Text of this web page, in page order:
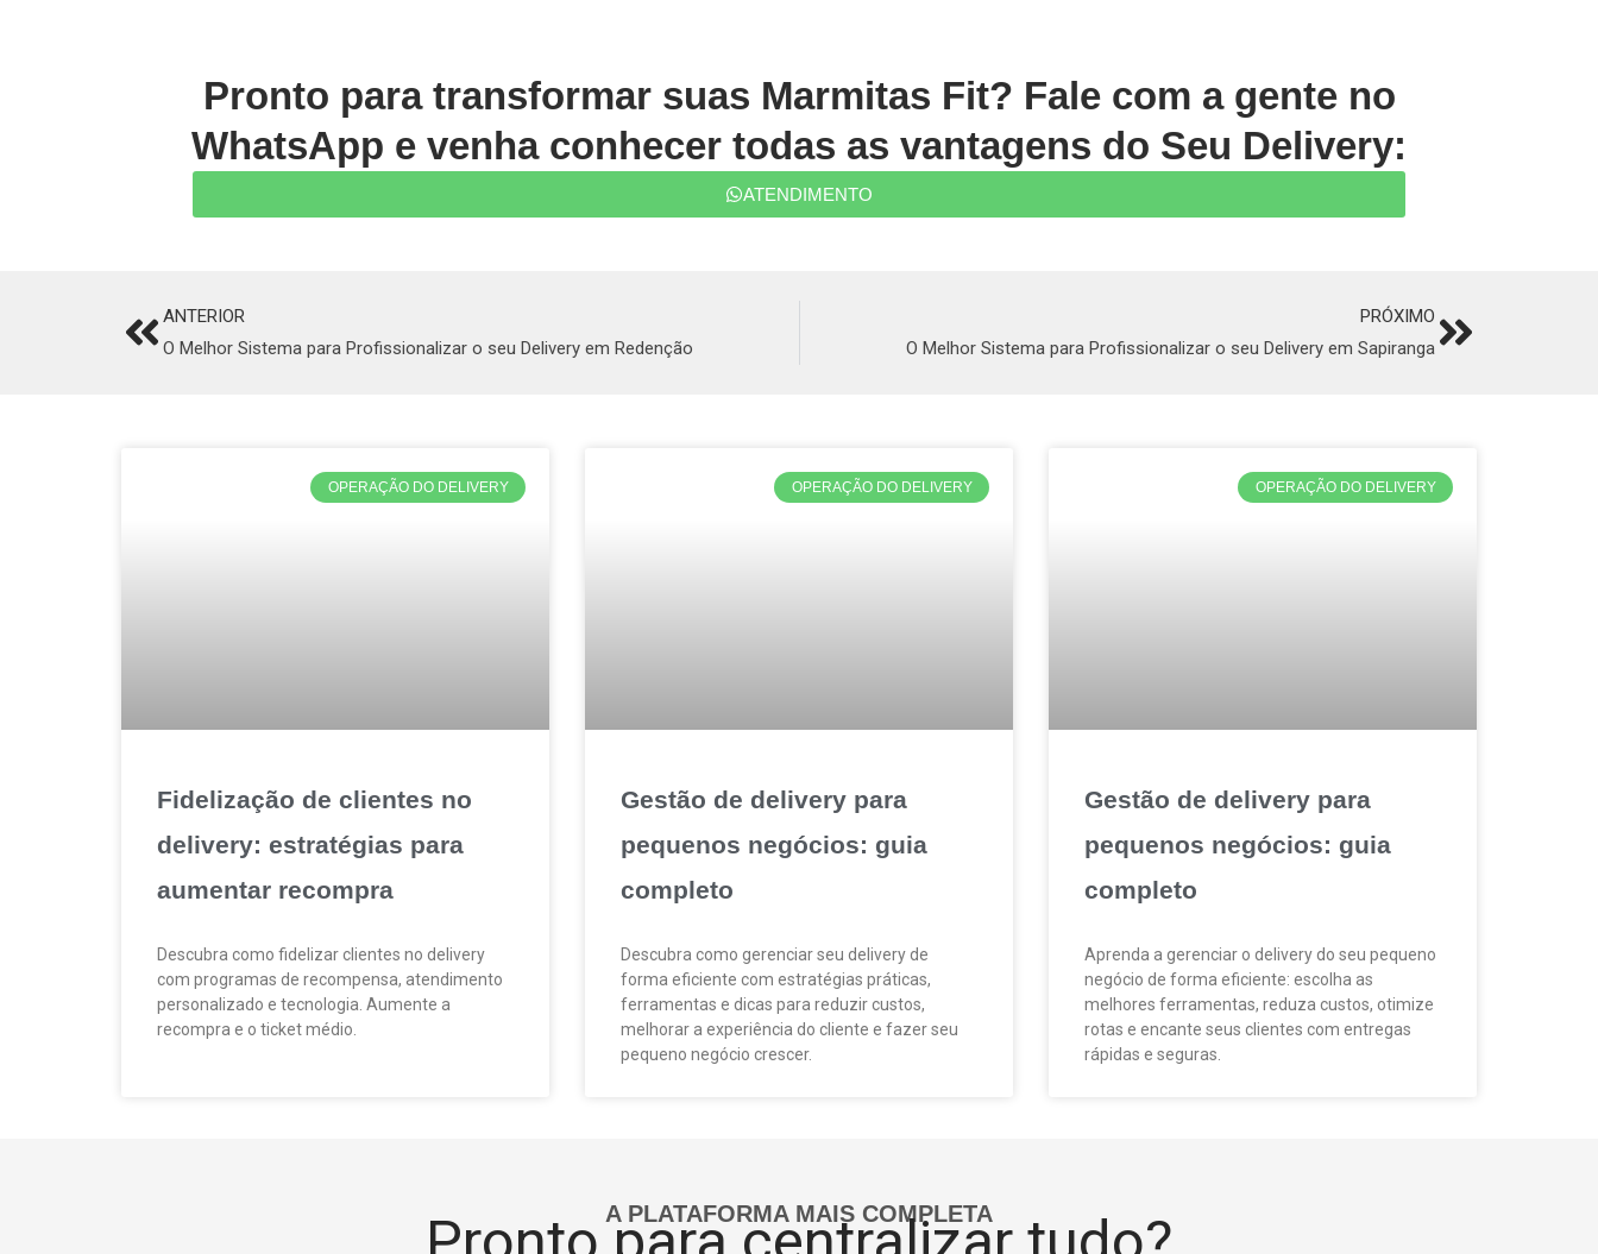
Pronto para transformar suas Marmitas Fit? Fale com a gente no
WhatsApp e venha conhecer todas as vantagens do Seu Delivery:
ATENDIMENTO
PrevANTERIOR
O Melhor Sistema para Profissionalizar o seu Delivery em Redenção
PRÓXIMO
O Melhor Sistema para Profissionalizar o seu Delivery em Sapiranga Next
OPERAÇÃO DO DELIVERY
Fidelização de clientes no
delivery: estratégias para
aumentar recompra
Descubra como fidelizar clientes no delivery
com programas de recompensa, atendimento
personalizado e tecnologia. Aumente a
recompra e o ticket médio.
OPERAÇÃO DO DELIVERY
Gestão de delivery para
pequenos negócios: guia
completo
Descubra como gerenciar seu delivery de
forma eficiente com estratégias práticas,
ferramentas e dicas para reduzir custos,
melhorar a experiência do cliente e fazer seu
pequeno negócio crescer.
OPERAÇÃO DO DELIVERY
Gestão de delivery para
pequenos negócios: guia
completo
Aprenda a gerenciar o delivery do seu pequeno
negócio de forma eficiente: escolha as
melhores ferramentas, reduza custos, otimize
rotas e encante seus clientes com entregas
rápidas e seguras.
A PLATAFORMA MAIS COMPLETA